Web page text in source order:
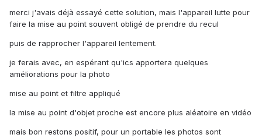
merci j'avais déjà essayé cette solution, mais l'appareil lutte pour
faire la mise au point souvent obligé de prendre du recul
puis de rapprocher l'appareil lentement.
je ferais avec, en espérant qu'ics apportera quelques
améliorations pour la photo
mise au point et filtre appliqué
la mise au point d'objet proche est encore plus aléatoire en vidéo
mais bon restons positif, pour un portable les photos sont